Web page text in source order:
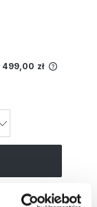
499,00 zł